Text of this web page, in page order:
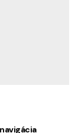
navigácia